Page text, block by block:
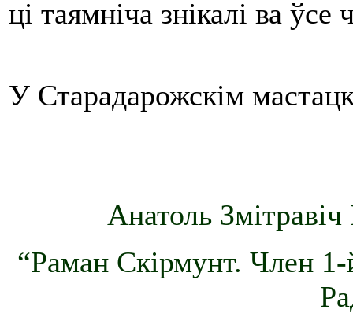
ці таямніча знікалі ва ўсе
У Старадарожскім
Анатоль
“Раман Скірмунт. Член